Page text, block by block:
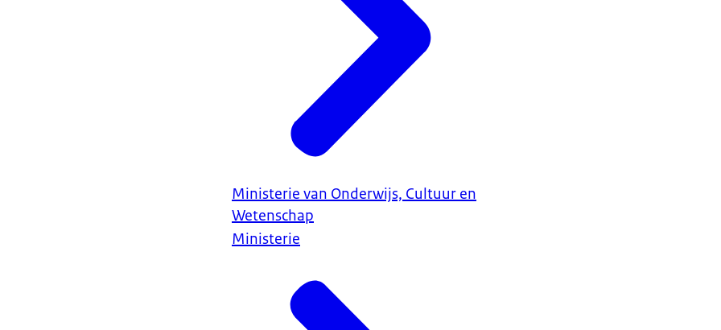
Ministerie van Onderwijs, Cultuur en
Wetenschap
Ministerie